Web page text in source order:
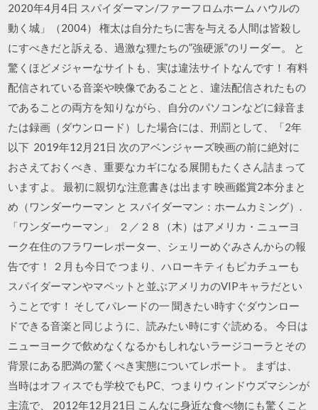
2020年4月4日 スパイダーマン/ファーフロムホーム ハウルの
動く城」（2004） 権太は自分たちに害を与える人間は皆殺し
にすべきだと訴える、過激な狸たちの”強硬派”のリーダー。 と
驚くほどメジャーなサイトも、実は違法サイトなんです！ 有料
配信されている音楽や映像であることと、違法配信されたもの
であることの両方を知りながら、自分のパソコンなどに録音ま
たは録画（ダウンロード）した場合には、刑罰として、「2年
以下 2019年12月21日 次のアベンジャーズ映画の前に絶対に
おさえておくべき、重要なカギになる展開もたくさん詰まって
いますよ。 最初に親切な注意書きは出ます 映画鑑賞2本分まと
め（ワンダーウーマン と スパイダーマン：ホームカミング）.
「ワンダーウーマン」 ２／２８（木）はアメリカ・ニューヨ
ーク在住のフラワーレポーター、シェリーめぐみさんからの報
告です！ ２月も今日で つまり、ハローキティもピカチューも
スパイダーマンやマペットと並ぶアメリカのVIPキャラだとい
うことです！ そしてパレードの一 聞きたい時すぐダウンロー
ドできる音楽と同じように、読みたい時にすぐ読める。 今日は
ニューヨークで飲めなくなるかもしれないラージコーラとその
背景にある肥満の驚くべき実態についてレポート。 まずは、
当時はオフィスでも学校でもPC、つまりウィンドウズマシンが
主流で、 2012年12月21日 こんなに身近な食べ物にも驚くこと